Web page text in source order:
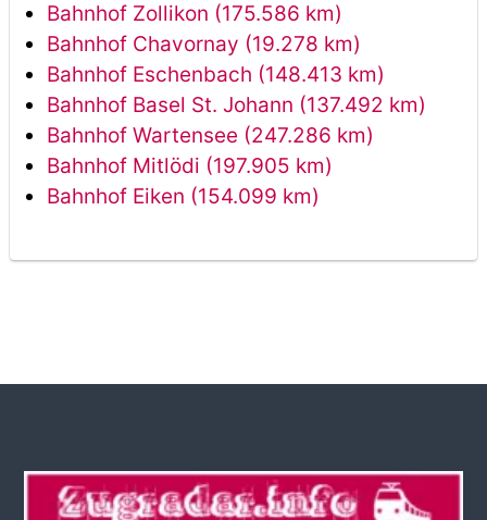
Bahnhof Zollikon (175.586 km)
Bahnhof Chavornay (19.278 km)
Bahnhof Eschenbach (148.413 km)
Bahnhof Basel St. Johann (137.492 km)
Bahnhof Wartensee (247.286 km)
Bahnhof Mitlödi (197.905 km)
Bahnhof Eiken (154.099 km)